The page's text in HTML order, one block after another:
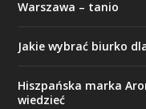
Warszawa – tanio
Jakie wybrać biurko
Hiszpańska marka
wiedzieć